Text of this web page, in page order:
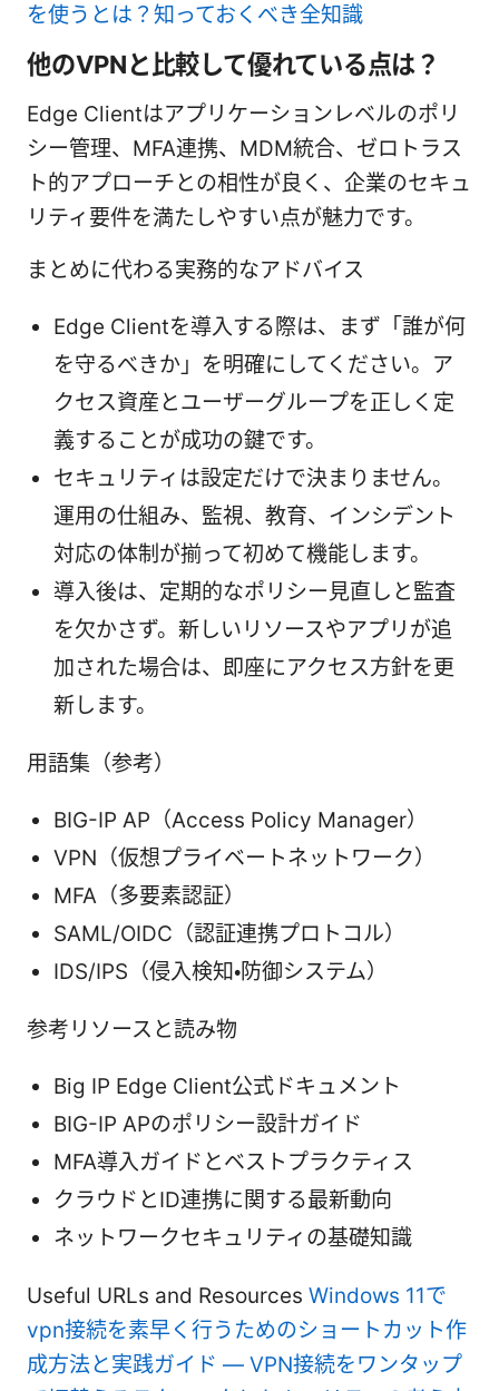
を使うとは？知っておくべき全知識
他のVPNと比較して優れている点は？
Edge Clientはアプリケーションレベルのポリ
シー管理、MFA連携、MDM統合、ゼロトラス
ト的アプローチとの相性が良く、企業のセキュ
リティ要件を満たしやすい点が魅力です。
まとめに代わる実務的なアドバイス
Edge Clientを導入する際は、まず「誰が何
を守るべきか」を明確にしてください。ア
クセス資産とユーザーグループを正しく定
義することが成功の鍵です。
セキュリティは設定だけで決まりません。
運用の仕組み、監視、教育、インシデント
対応の体制が揃って初めて機能します。
導入後は、定期的なポリシー見直しと監査
を欠かさず。新しいリソースやアプリが追
加された場合は、即座にアクセス方針を更
新します。
用語集（参考）
BIG-IP AP（Access Policy Manager）
VPN（仮想プライベートネットワーク）
MFA（多要素認証）
SAML/OIDC（認証連携プロトコル）
IDS/IPS（侵入検知・防御システム）
参考リソースと読み物
Big IP Edge Client公式ドキュメント
BIG-IP APのポリシー設計ガイド
MFA導入ガイドとベストプラクティス
クラウドとID連携に関する最新動向
ネットワークセキュリティの基礎知識
Useful URLs and Resources Windows 11で
vpn接続を素早く行うためのショートカット作
成方法と実践ガイド — VPN接続をワンタップ